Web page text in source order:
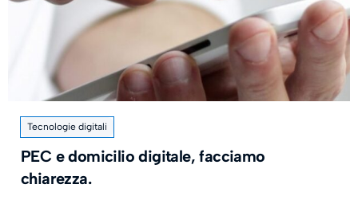
Tecnologie digitali
PEC e domicilio digitale, facciamo
chiarezza.